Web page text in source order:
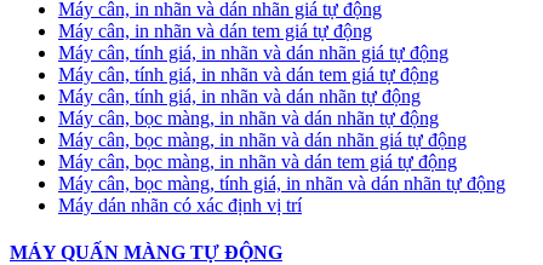
Máy cân, in nhãn và dán nhãn giá tự động
Máy cân, in nhãn và dán tem giá tự động
Máy cân, tính giá, in nhãn và dán nhãn giá tự động
Máy cân, tính giá, in nhãn và dán tem giá tự động
Máy cân, tính giá, in nhãn và dán nhãn tự động
Máy cân, bọc màng, in nhãn và dán nhãn tự động
Máy cân, bọc màng, in nhãn và dán nhãn giá tự động
Máy cân, bọc màng, in nhãn và dán tem giá tự động
Máy cân, bọc màng, tính giá, in nhãn và dán nhãn tự động
Máy dán nhãn có xác định vị trí
MÁY QUẤN MÀNG TỰ ĐỘNG